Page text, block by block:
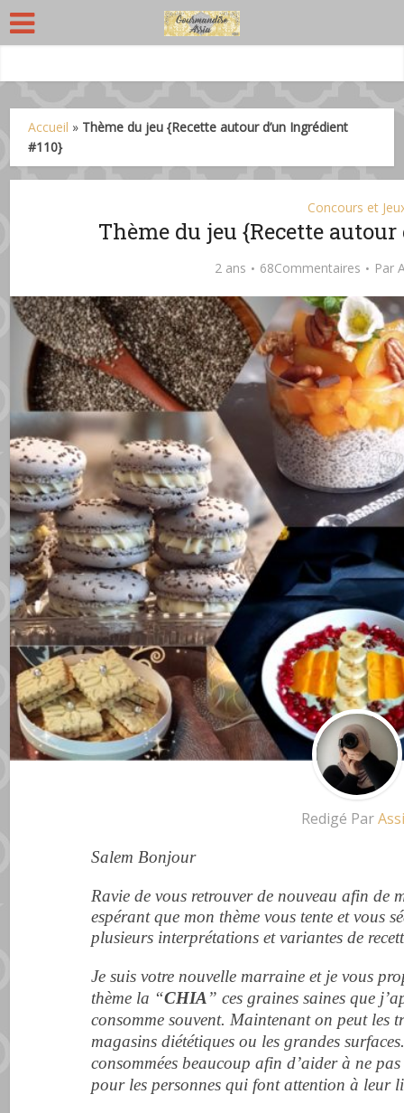
Accueil » Thème du jeu {Recette autour d’un Ingrédient
#110}
Concours et
Thème du jeu {Recette
2 ans 68Commentaires Par
Redigé Par
Salem Bonjour
Ravie de vous retrouver de nouveau afin de
espérant que mon thème vous tente et vous
plusieurs interprétations et variantes de
Je suis votre nouvelle marraine et je vous
thème la “CHIA ” ces graines saines que
consomme souvent. Maintenant on peut les
magasins diététiquesou les grandes
consommées beaucoup afin d’aider à ne
pour les personnes qui font attention à leur